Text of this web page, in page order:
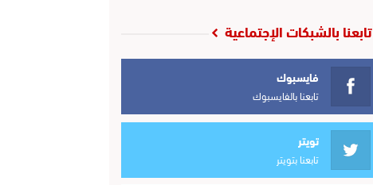
تابعنا بالشبكات الإجتماعية
فايسبوك
تابعنا بالفايسبوك
تويتر
تابعنا بتويتر